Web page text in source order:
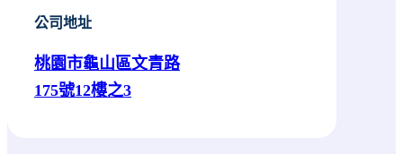
公司地址
桃園市龜山區文青路
175號12樓之3